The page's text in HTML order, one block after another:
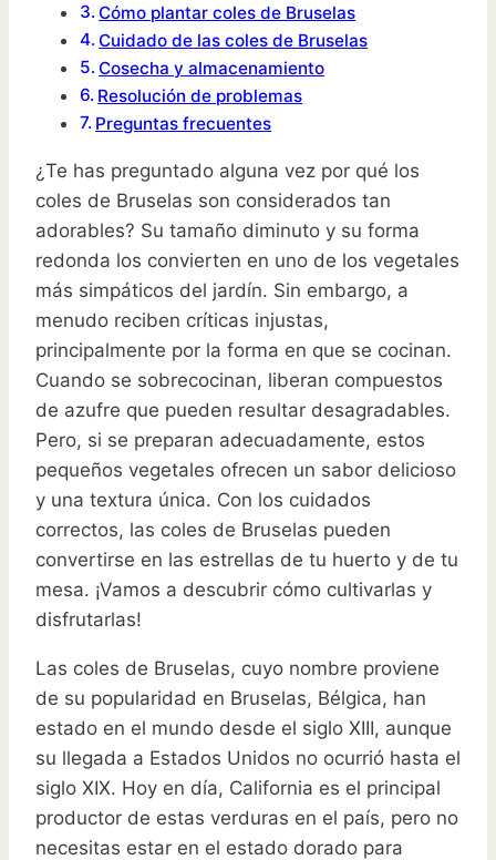
Cómo plantar coles de Bruselas
Cuidado de las coles de Bruselas
Cosecha y almacenamiento
Resolución de problemas
Preguntas frecuentes
¿Te has preguntado alguna vez por qué los
coles de Bruselas son considerados tan
adorables? Su tamaño diminuto y su forma
redonda los convierten en uno de los vegetales
más simpáticos del jardín. Sin embargo, a
menudo reciben críticas injustas,
principalmente por la forma en que se cocinan.
Cuando se sobrecocinan, liberan compuestos
de azufre que pueden resultar desagradables.
Pero, si se preparan adecuadamente, estos
pequeños vegetales ofrecen un sabor delicioso
y una textura única. Con los cuidados
correctos, las coles de Bruselas pueden
convertirse en las estrellas de tu huerto y de tu
mesa. ¡Vamos a descubrir cómo cultivarlas y
disfrutarlas!
Las coles de Bruselas, cuyo nombre proviene
de su popularidad en Bruselas, Bélgica, han
estado en el mundo desde el siglo XIII, aunque
su llegada a Estados Unidos no ocurrió hasta el
siglo XIX. Hoy en día, California es el principal
productor de estas verduras en el país, pero no
necesitas estar en el estado dorado para